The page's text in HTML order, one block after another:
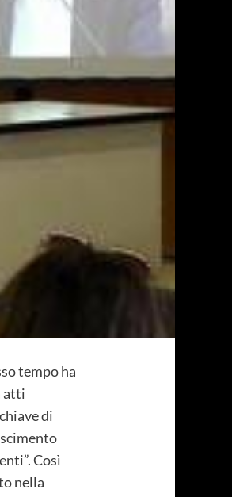
tempo ha
atti
di
Così
nella